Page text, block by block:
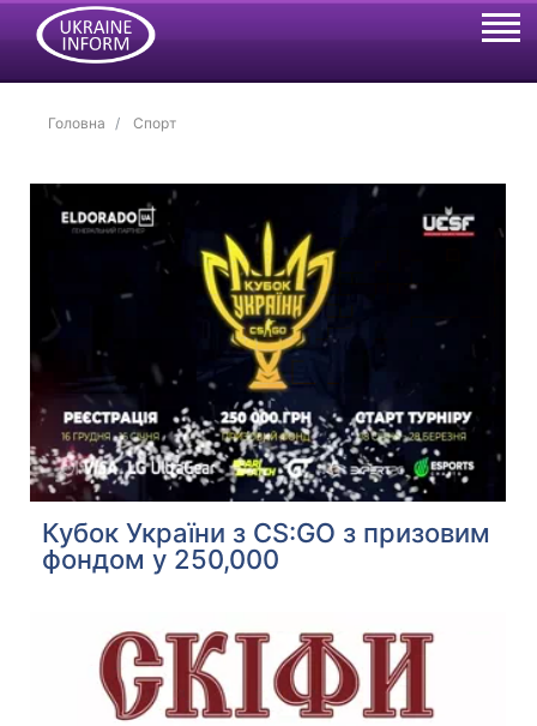
Головна Спорт
Кубок України з CS:GO з призовим
фондом у 250,000